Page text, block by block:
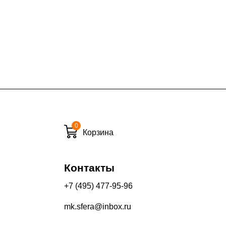
вечернее время:
0
Корзина
Контакты
+7 (495) 477-95-96
mk.sfera@inbox.ru